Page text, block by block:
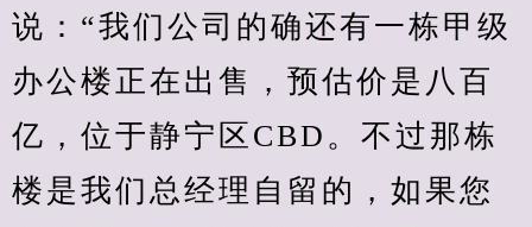
说：“我们公司的确还有一栋甲级
办公楼正在出售，预估价是八百
亿，位于静宁区CBD。不过那栋
楼是我们总经理自留的，如果您